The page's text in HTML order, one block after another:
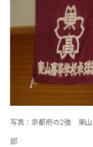
写真：京都府の2強 東山
部